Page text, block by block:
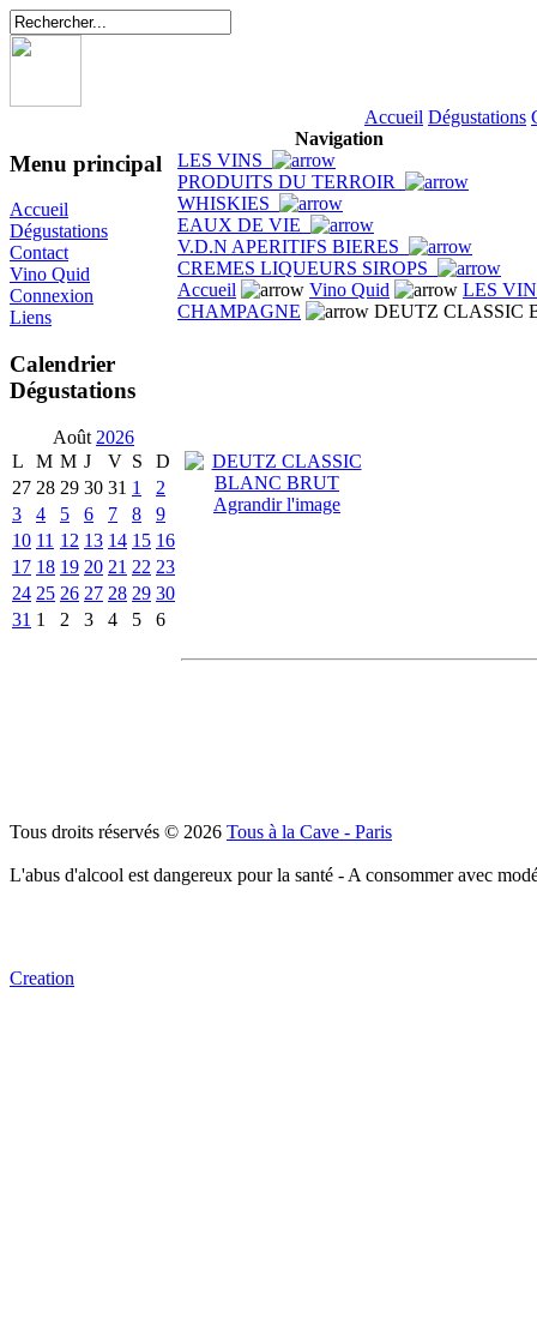
Accueil Dégustations
Menu principal
Accueil
Dégustations
Contact
Vino Quid
Connexion
Liens
Calendrier
Dégustations
Août 2026
L
M M J V S
D
27 28 29 30 31 1
2
3
4 5 6 7 8
9
10 11 12 13 14 15 16
17 18 19 20 21 22 23
24 25 26 27 28 29 30
31 1 2 3 4 5 6
Navigation
LES VINS
PRODUITS DU TERROIR
WHISKIES
EAUX DE VIE
V.D.N APERITIFS BIERES
CREMES LIQUEURS SIROPS
Accueil
Vino Quid
LES
CHAMPAGNE
DEUTZ CLASSIC
Agrandir l'image
Tous droits réservés © 2026 Tous à la Cave - Paris
L'abus d'alcool est dangereux pour la santé - A consommer avec
Creation